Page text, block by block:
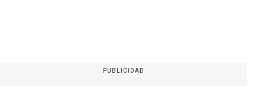
PUBLICIDAD